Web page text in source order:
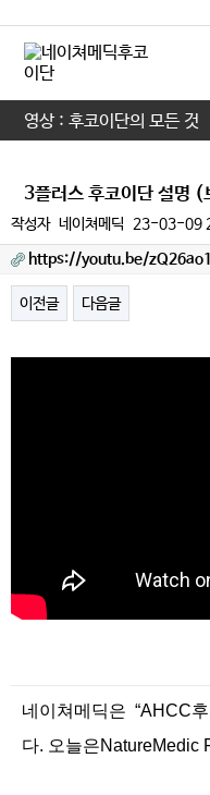
영상 : 후코이단의 모든 것
3플러스 후코이단 설명 (
작성자 네이쳐메딕 23-03-09
https://youtu.be/
이전글 다음글
본문
네이쳐메딕은 “AHCC
다. 오늘은NatureMedic